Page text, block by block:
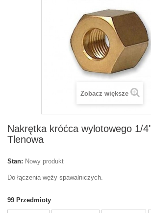
Zobacz większe
Nakrętka króćca wylotowego 1/
Tlenowa
Stan: Nowy produkt
Do łączenia węży spawalniczych.
99 Przedmioty